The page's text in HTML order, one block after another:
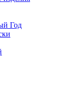
Год